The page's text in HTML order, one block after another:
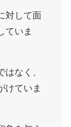
対して面
ていま
なく、
けていま